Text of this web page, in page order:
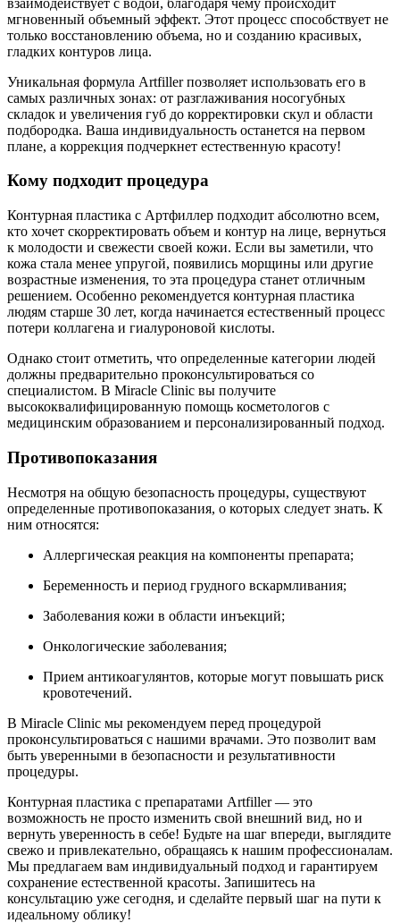
мгновенный объемный эффект. Этот процесс способствует не
только восстановлению объема, но и созданию красивых,
гладких контуров лица.
Уникальная формула Artfiller позволяет использовать его в
самых различных зонах: от разглаживания носогубных
складок и увеличения губ до корректировки скул и области
подбородка. Ваша индивидуальность останется на первом
плане, а коррекция подчеркнет естественную красоту!
Кому подходит процедура
Контурная пластика с Артфиллер подходит абсолютно всем,
кто хочет скорректировать объем и контур на лице, вернуться
к молодости и свежести своей кожи. Если вы заметили, что
кожа стала менее упругой, появились морщины или другие
возрастные изменения, то эта процедура станет отличным
решением. Особенно рекомендуется контурная пластика
людям старше 30 лет, когда начинается естественный процесс
потери коллагена и гиалуроновой кислоты.
Однако стоит отметить, что определенные категории людей
должны предварительно проконсультироваться со
специалистом. В Miracle Clinic вы получите
высококвалифицированную помощь косметологов с
медицинским образованием и персонализированный подход.
Противопоказания
Несмотря на общую безопасность процедуры, существуют
определенные противопоказания, о которых следует знать. К
ним относятся:
Аллергическая реакция на компоненты препарата;
Беременность и период грудного вскармливания;
Заболевания кожи в области инъекций;
Онкологические заболевания;
Прием антикоагулянтов, которые могут повышать риск
кровотечений.
В Miracle Clinic мы рекомендуем перед процедурой
проконсультироваться с нашими врачами. Это позволит вам
быть уверенными в безопасности и результативности
процедуры.
Контурная пластика с препаратами Artfiller — это
возможность не просто изменить свой внешний вид, но и
вернуть уверенность в себе! Будьте на шаг впереди, выглядите
свежо и привлекательно, обращаясь к нашим профессионалам.
Мы предлагаем вам индивидуальный подход и гарантируем
сохранение естественной красоты. Запишитесь на
консультацию уже сегодня, и сделайте первый шаг на пути к
идеальному облику!